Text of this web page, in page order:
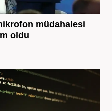
müdahalesi
oldu